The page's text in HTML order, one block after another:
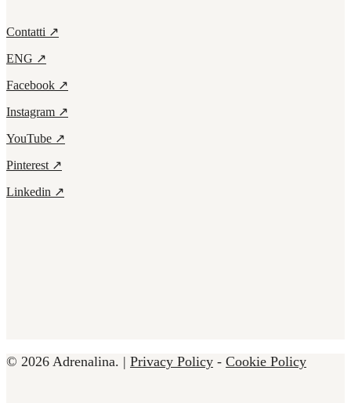
Contatti ↗
ENG ↗
Facebook ↗
Instagram ↗
YouTube ↗
Pinterest ↗
Linkedin ↗
© 2026 Adrenalina. | Privacy Policy - Cookie Policy